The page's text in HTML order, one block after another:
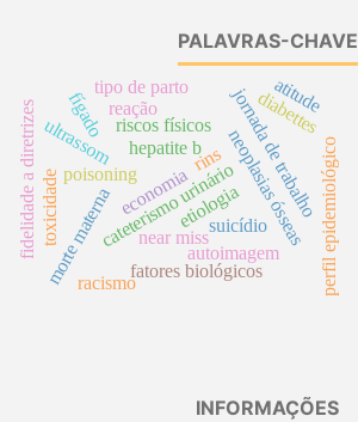
PALAVRAS-CHAVE
hepatite b neoplasias ósseas
poisoning
ultrassom
cateterismo urinário
near miss
fidelidade a diretrizes jornada de trabalho
riscos físicos
autoimagem
fatores biológicos
morte materna perfil epidemiológico
economia
suicídio
reação diabettes
toxicidade
fígado
rins
racismo
tipo de parto atitude
etiologia
INFORMAÇÕES